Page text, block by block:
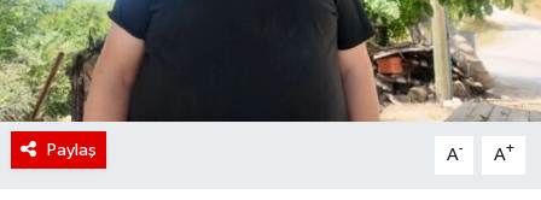
Paylaş A- A+